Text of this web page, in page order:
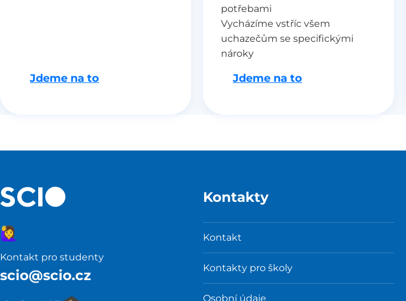
Jdeme na to
potřebami
Vycházíme vstříc všem
uchazečům se specifickými
nároky
Jdeme na to
Kontakt pro studenty
scio@scio.cz
🙋‍♀️
Kontakty
Kontakt
Kontakty pro školy
Osobní údaje